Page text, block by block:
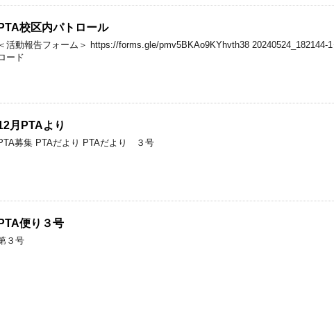
PTA校区内パトロール
＜活動報告フォーム＞ https://forms.gle/pmv5BKAo9KYhvth38 20240524_182144-
ード
月PTAより
募集 PTAだより PTAだより ３号
PTA便り３号
３号